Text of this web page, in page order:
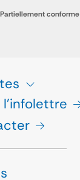
Partiellement conforme
l'infolettre